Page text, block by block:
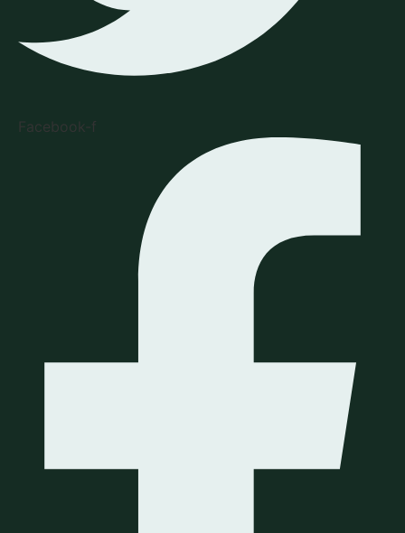
Facebook-f